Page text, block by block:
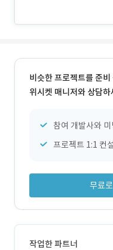
비슷한 프로젝트를 준비
위시켓 매니저와 상담하
참여 개발사와 미
프로젝트 1:1 컨
무료
작업한 파트너